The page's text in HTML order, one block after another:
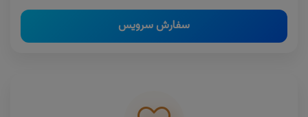
سفارش سرویس